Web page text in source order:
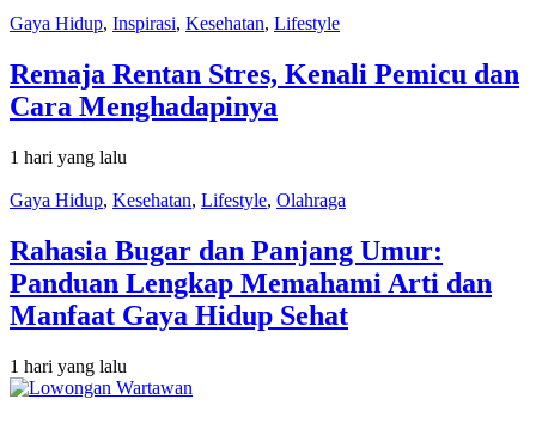
Gaya Hidup, Inspirasi, Kesehatan, Lifestyle
Remaja Rentan Stres, Kenali Pemicu dan
Cara Menghadapinya
1 hari yang lalu
Gaya Hidup, Kesehatan, Lifestyle, Olahraga
Rahasia Bugar dan Panjang Umur:
Panduan Lengkap Memahami Arti dan
Manfaat Gaya Hidup Sehat
1 hari yang lalu